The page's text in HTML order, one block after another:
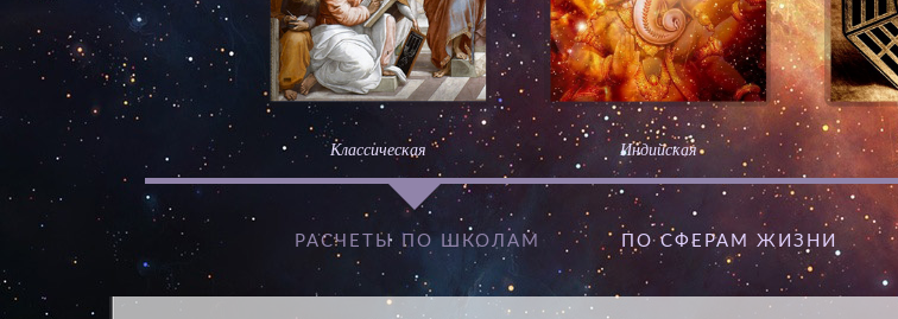
Классическая Индийская
РАСЧЕТЫ ПО ШКОЛАМ ПО СФЕРАМ ЖИЗНИ